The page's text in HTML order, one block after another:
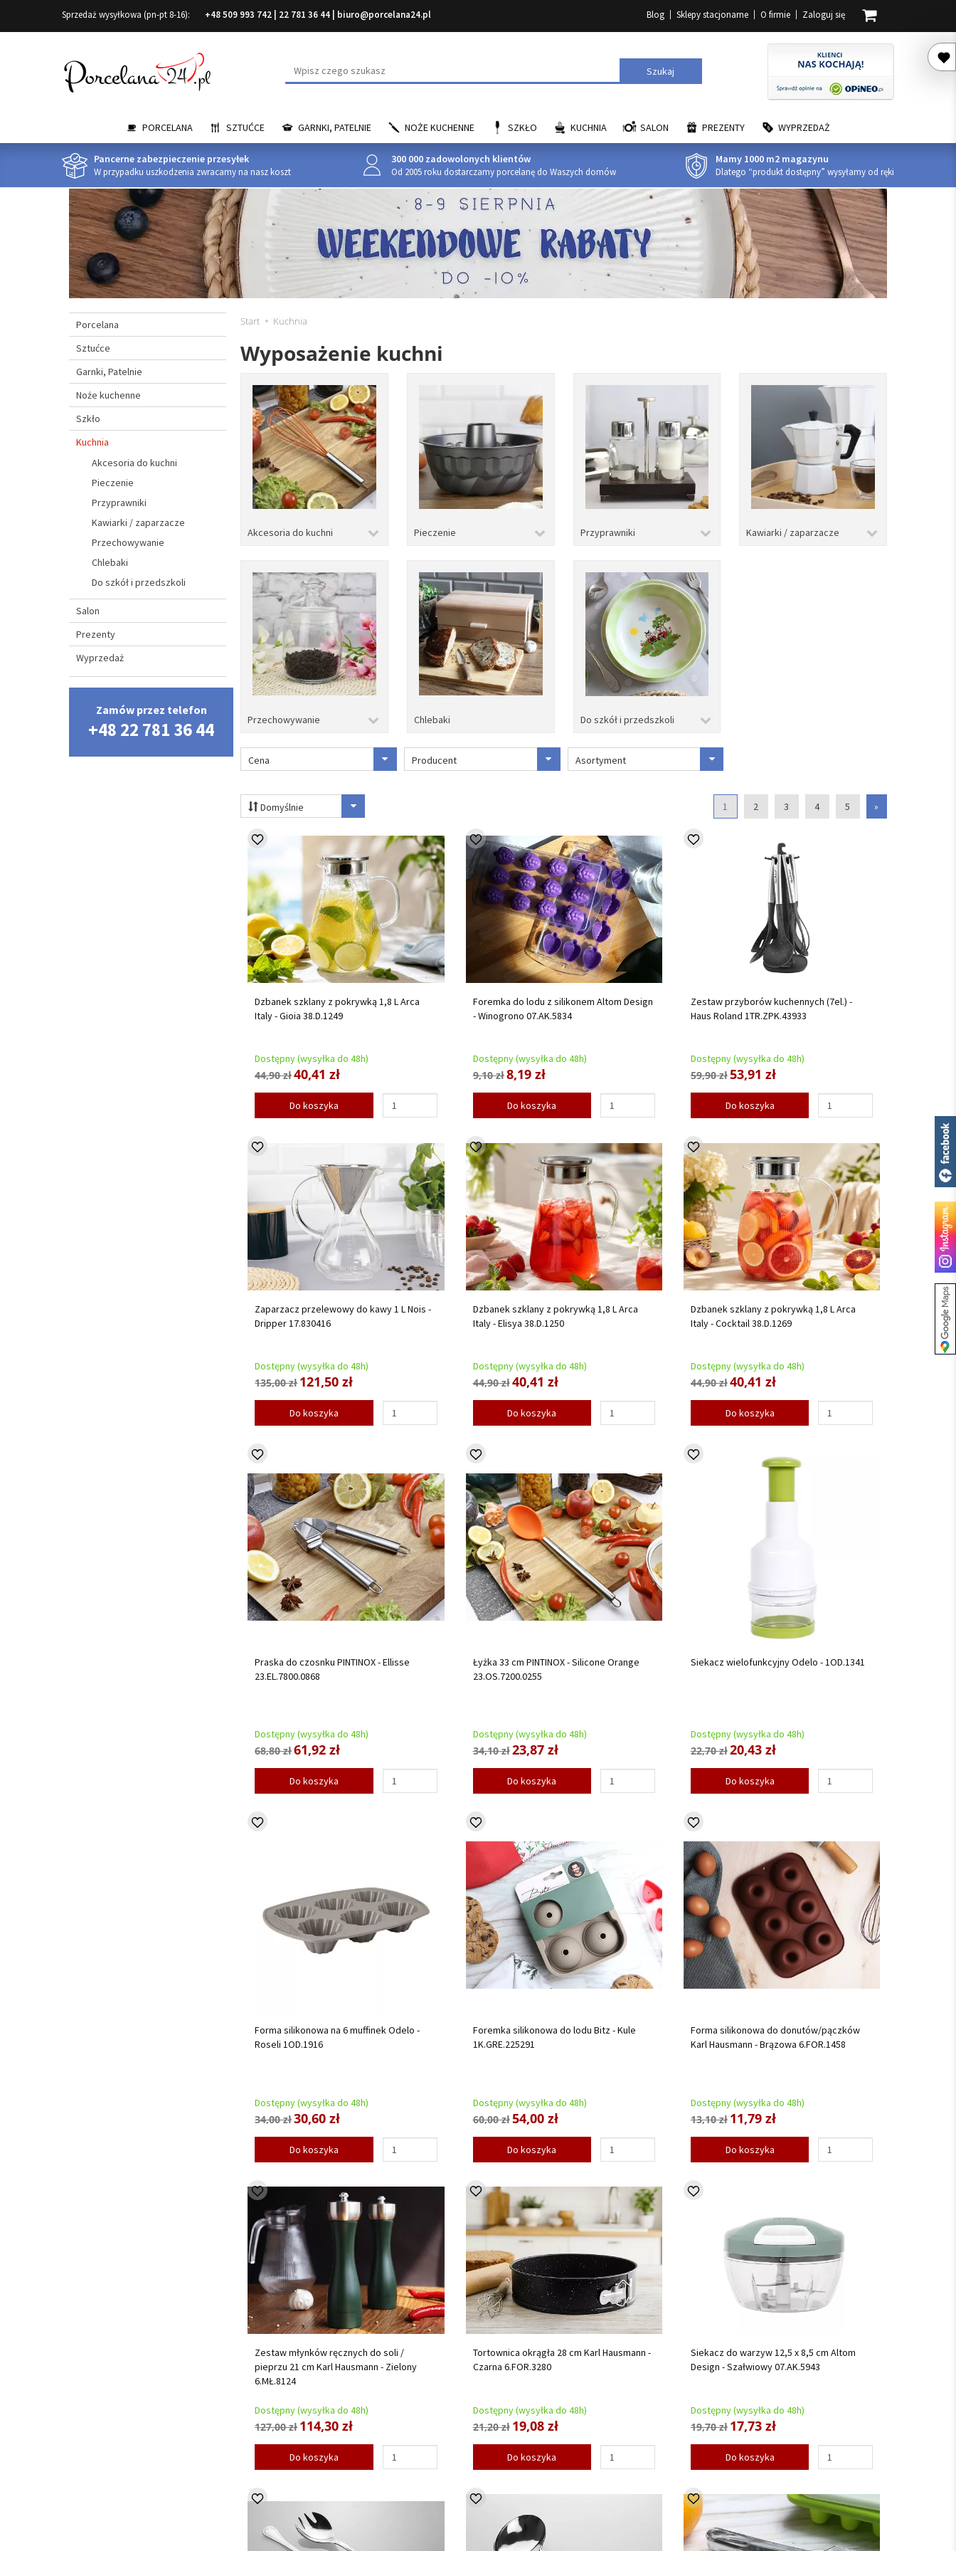
Sprzedaż wysyłkowa (pn-pt 8-16): +48 509 993 742 22 781 36 44 biuro@porcelana24.pl Blog Sklepy stacjonarne O firmie Zaloguj się
Wyszukaj Szukaj
PORCELANA SZTUĆCE GARNKI, PATELNIE NOŻE KUCHENNE SZKŁO KUCHNIA SALON PREZENTY WYPRZEDAŻ
Pancerne zabezpieczenie przesyłek
W przypadku uszkodzenia zwracamy na nasz koszt
300 000 zadowolonych klientów
Od 2005 roku dostarczamy porcelanę do Waszych domów
Mamy 1000 m2 magazynu
Dlatego “produkt dostępny” wysyłamy od ręki
Start Kuchnia
Wyposażenie kuchni
Akcesoria do kuchni Pieczenie Przyprawniki Kawiarki / zaparzacze
Przechowywanie Chlebaki Do szkół i przedszkoli
Cena Producent Asortyment
Domyślnie 1 2 3 4 5 »
Dzbanek szklany z pokrywką 1,8 L Arca
Italy - Gioia 38.D.1249
Dostępny (wysyłka do 48h)
44,90 zł40,41 zł
Do koszyka
Foremka do lodu z silikonem Altom Design
- Winogrono 07.AK.5834
Dostępny (wysyłka do 48h)
9,10 zł8,19 zł
Do koszyka
Zestaw przyborów kuchennych (7el.) -
Haus Roland 1TR.ZPK.43933
Dostępny (wysyłka do 48h)
59,90 zł53,91 zł
Do koszyka
Zaparzacz przelewowy do kawy 1 L Nois -
Dripper 17.830416
Dostępny (wysyłka do 48h)
135,00 zł121,50 zł
Do koszyka
Dzbanek szklany z pokrywką 1,8 L Arca
Italy - Elisya 38.D.1250
Dostępny (wysyłka do 48h)
44,90 zł40,41 zł
Do koszyka
Dzbanek szklany z pokrywką 1,8 L Arca
Italy - Cocktail 38.D.1269
Dostępny (wysyłka do 48h)
44,90 zł40,41 zł
Do koszyka
Praska do czosnku PINTINOX - Ellisse
23.EL.7800.0868
Dostępny (wysyłka do 48h)
68,80 zł61,92 zł
Do koszyka
Łyżka 33 cm PINTINOX - Silicone Orange
23.OS.7200.0255
Dostępny (wysyłka do 48h)
34,10 zł23,87 zł
Do koszyka
Siekacz wielofunkcyjny Odelo - 1OD.1341
Dostępny (wysyłka do 48h)
22,70 zł20,43 zł
Do koszyka
Forma silikonowa na 6 muffinek Odelo -
Roseli 1OD.1916
Dostępny (wysyłka do 48h)
34,00 zł30,60 zł
Do koszyka
Foremka silikonowa do lodu Bitz - Kule
1K.GRE.225291
Dostępny (wysyłka do 48h)
60,00 zł54,00 zł
Do koszyka
Forma silikonowa do donutów/pączków
Karl Hausmann - Brązowa 6.FOR.1458
Dostępny (wysyłka do 48h)
13,10 zł 11,79 zł
Do koszyka
Zestaw młynków ręcznych do soli /
pieprzu 21 cm Karl Hausmann - Zielony
6.MŁ.8124
Dostępny (wysyłka do 48h)
127,00 zł114,30 zł
Do koszyka
Tortownica okrągła 28 cm Karl Hausmann -
Czarna 6.FOR.3280
Dostępny (wysyłka do 48h)
21,20 zł 19,08 zł
Do koszyka
Siekacz do warzyw 12,5 x 8,5 cm Altom
Design - Szałwiowy 07.AK.5943
Dostępny (wysyłka do 48h)
19,70 zł 17,73 zł
Do koszyka
Porcelana
Sztućce
Garnki, Patelnie
Noże kuchenne
Szkło
Kuchnia
Akcesoria do kuchni
Pieczenie
Przyprawniki
Kawiarki / zaparzacze
Przechowywanie
Chlebaki
Do szkół i przedszkoli
Salon
Prezenty
Wyprzedaż
Zamów przez telefon
+48 22 781 36 44